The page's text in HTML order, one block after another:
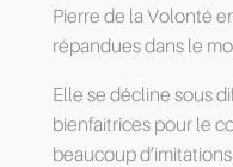
Pierre de la Volonté
répandues dans le
Elle se décline sous
bienfaitrices pour le
beaucoup